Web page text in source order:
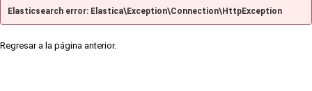
Elasticsearch error: Elastica\Exception\Connection\HttpException
Regresar a la página anterior.